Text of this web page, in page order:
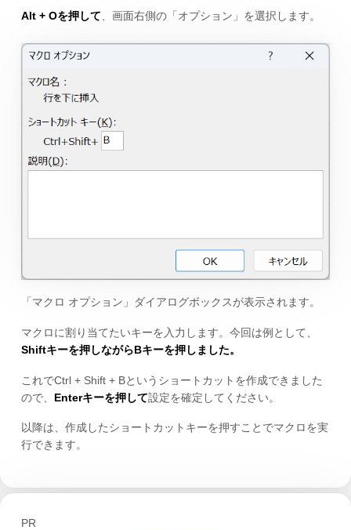
Alt + Oを押して 、画面右側の「オプション」を選択します。
「マクロ オプション」ダイアログボックスが表示されます。
マクロに割り当てたいキーを入力します。今回は例として、
Shiftキーを押しながらBキーを押しました。
これでCtrl + Shift + Bというショートカットを作成できました
ので、 Enterキーを押して設定を確定してください。
以降は、作成したショートカットキーを押すことでマクロを実
行できます。
PR